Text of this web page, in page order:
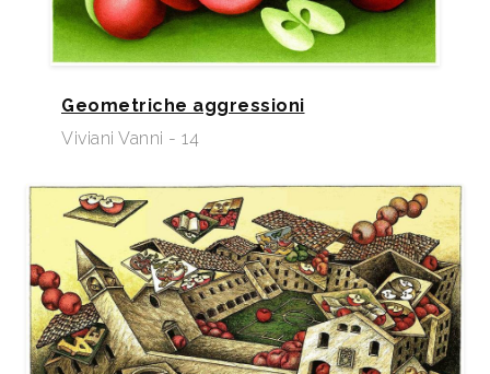
Geometriche aggressioni
Viviani Vanni - 14